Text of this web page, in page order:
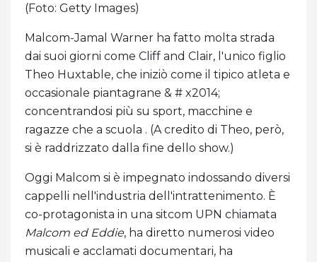
(Foto: Getty Images)
Malcom-Jamal Warner ha fatto molta strada
dai suoi giorni come Cliff and Clair, l'unico figlio
Theo Huxtable, che iniziò come il tipico atleta e
occasionale piantagrane & # x2014;
concentrandosi più su sport, macchine e
ragazze che a scuola . (A credito di Theo, però,
si è raddrizzato dalla fine dello show.)
Oggi Malcom si è impegnato indossando diversi
cappelli nell'industria dell'intrattenimento. È
co-protagonista in una sitcom UPN chiamata
Malcom ed Eddie, ha diretto numerosi video
musicali e acclamati documentari, ha